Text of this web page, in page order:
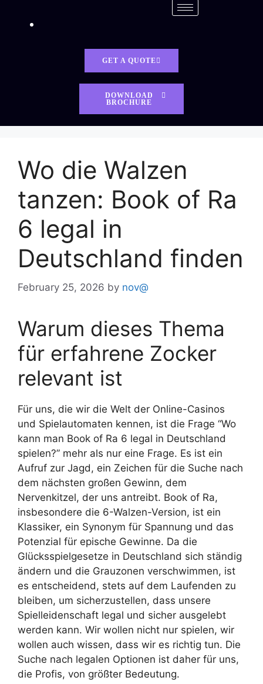
GET A QUOTE
DOWNLOAD
BROCHURE
Wo die Walzen
tanzen: Book of Ra
6 legal in
Deutschland finden
February 25, 2026 by nov@
Warum dieses Thema
für erfahrene Zocker
relevant ist
Für uns, die wir die Welt der Online-Casinos
und Spielautomaten kennen, ist die Frage “Wo
kann man Book of Ra 6 legal in Deutschland
spielen?” mehr als nur eine Frage. Es ist ein
Aufruf zur Jagd, ein Zeichen für die Suche nach
dem nächsten großen Gewinn, dem
Nervenkitzel, der uns antreibt. Book of Ra,
insbesondere die 6-Walzen-Version, ist ein
Klassiker, ein Synonym für Spannung und das
Potenzial für epische Gewinne. Da die
Glücksspielgesetze in Deutschland sich ständig
ändern und die Grauzonen verschwimmen, ist
es entscheidend, stets auf dem Laufenden zu
bleiben, um sicherzustellen, dass unsere
Spielleidenschaft legal und sicher ausgelebt
werden kann. Wir wollen nicht nur spielen, wir
wollen auch wissen, dass wir es richtig tun. Die
Suche nach legalen Optionen ist daher für uns,
die Profis, von größter Bedeutung.